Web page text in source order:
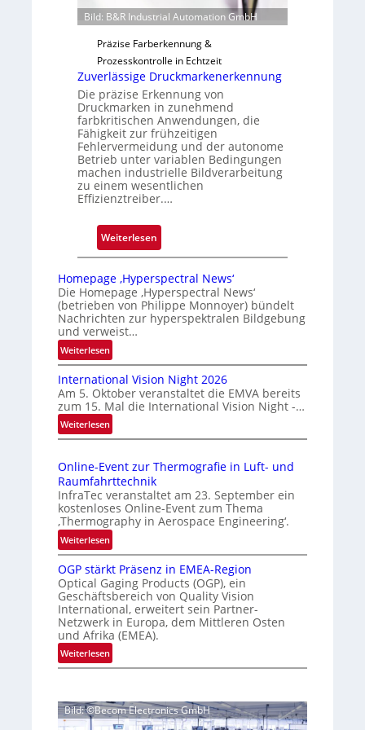
n
u
Bild: B&R Industrial Automation GmbH
Präzise Farberkennung &
Prozesskontrolle in Echtzeit
Zuverlässige Druckmarkenerkennung
Die präzise Erkennung von
Druckmarken in zunehmend
farbkritischen Anwendungen, die
Fähigkeit zur frühzeitigen
Fehlervermeidung und der autonome
Betrieb unter variablen Bedingungen
machen industrielle Bildverarbeitung
zu einem wesentlichen
Effizienztreiber.…
Weiterlesen:
Z
v
e
r
s
i
e
D
r
u
c
k
r
k
e
n
r
e
n
Homepage ‚Hyperspectral News‘
Die Homepage ‚Hyperspectral News‘
(betrieben von Philippe Monnoyer) bündelt
Nachrichten zur hyperspektralen Bildgebung
und verweist…
Weiterlesen:
H
o
m
e
p
a
e
‚
H
y
p
e
r
s
p
e
c
t
r
N
e
International Vision Night 2026
Am 5. Oktober veranstaltet die EMVA bereits
zum 15. Mal die International Vision Night -…
Weiterlesen:
I
t
e
r
n
a
t
o
n
a
l
V
i
s
o
n
Online-Event zur Thermografie in Luft- und
Raumfahrttechnik
InfraTec veranstaltet am 23. September ein
kostenloses Online-Event zum Thema
‚Thermography in Aerospace Engineering‘.
Weiterlesen:
O
n
l
i
n
e
-
E
n
t
OGP stärkt Präsenz in EMEA-Region
Optical Gaging Products (OGP), ein
Geschäftsbereich von Quality Vision
International, erweitert sein Partner-
Netzwerk in Europa, dem Mittleren Osten
und Afrika (EMEA).
Weiterlesen:
O
P
s
Bild: ©Becom Electronics GmbH